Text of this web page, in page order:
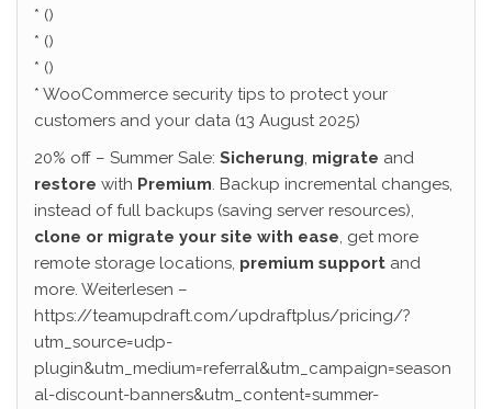
* ()
* ()
* ()
* WooCommerce security tips to protect your
customers and your data (13 August 2025)
20% off – Summer Sale: Sicherung migrate and
restore with Premium . Backup incremental changes,
instead of full backups (saving server resources),
clone or migrate your site with ease , get more
remote storage locations, premium support and
more. Weiterlesen –
https://teamupdraft.com/updraftplus/pricing/?
utm_source=udp-
plugin&utm_medium=referral&utm_campaign=season
al-discount-banners&utm_content=summer-